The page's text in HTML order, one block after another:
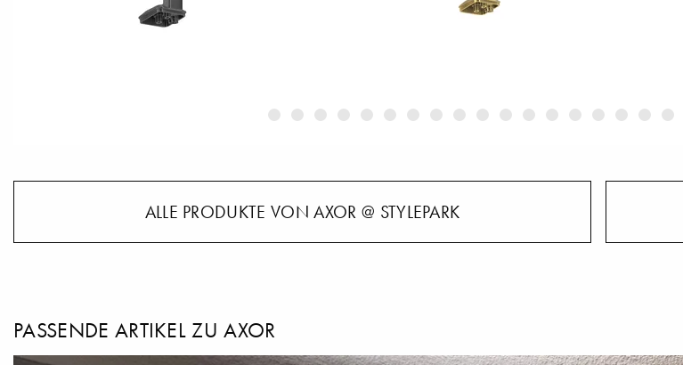
ALLE PRODUKTE VON AXOR @ STYLEPARK
PASSENDE ARTIKEL ZU AXOR